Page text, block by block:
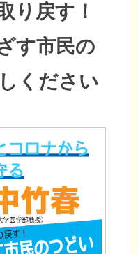
り戻す！
す市民の
ください